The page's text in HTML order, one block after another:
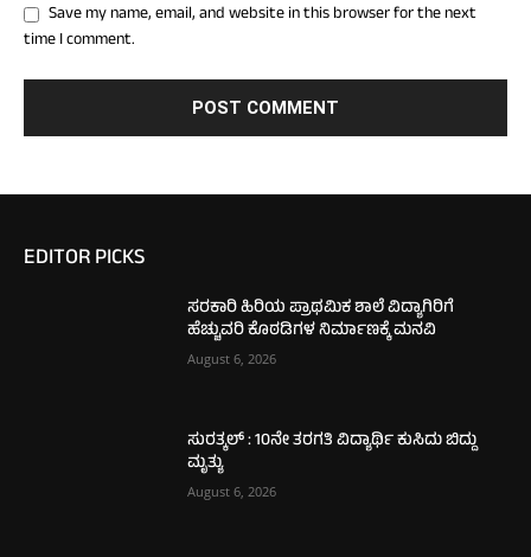
Save my name, email, and website in this browser for the next
time I comment.
EDITOR PICKS
ಸರಕಾರಿ ಹಿರಿಯ ಪ್ರಾಥಮಿಕ ಶಾಲೆ ವಿದ್ಯಾಗಿರಿಗೆ
ಹೆಚ್ಚುವರಿ ಕೊಠಡಿಗಳ ನಿರ್ಮಾಣಕ್ಕೆ ಮನವಿ
August 6, 2026
ಸುರತ್ಕಲ್ : 10ನೇ ತರಗತಿ ವಿದ್ಯಾರ್ಥಿ ಕುಸಿದು ಬಿದ್ದು
ಮೃತ್ಯು
August 6, 2026